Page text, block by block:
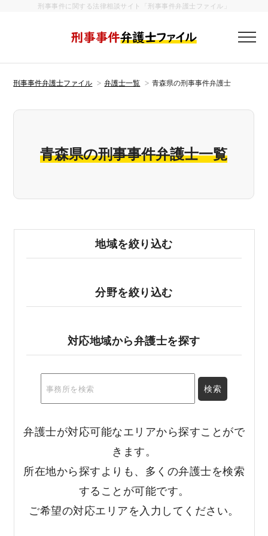
刑事事件に関する法律相談サイト「刑事事件弁護士ファイル」
刑事事件弁
刑事事件弁護士ファイル 弁護士一覧 青森県の刑事事件弁護士
青森県の刑事事件弁護士一覧
地域を絞り込む
分野を絞り込む
対応地域から弁護士を探す
弁護士が対応可能なエリアから探すことがで
きます。
所在地から探すよりも、多くの弁護士を検索
することが可能です。
ご希望の対応エリアを入力してください。